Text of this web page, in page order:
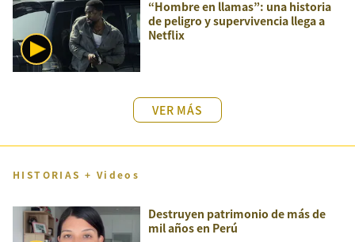
“Hombre en llamas”: una historia
de peligro y supervivencia llega a
Netflix
VER MÁS
HISTORIAS + Videos
Destruyen patrimonio de más de
mil años en Perú